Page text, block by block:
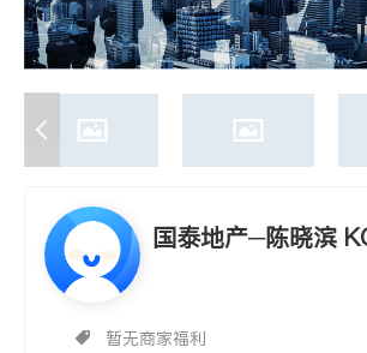
国泰地产─陈晓滨
暂无商家福利